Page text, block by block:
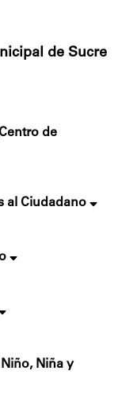
de Sucre
de
al Ciudadano
Niña y